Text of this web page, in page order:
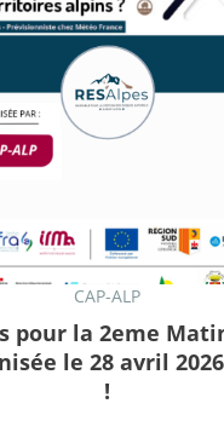
CAP-ALP
pour la 2eme
le 28 avril
!